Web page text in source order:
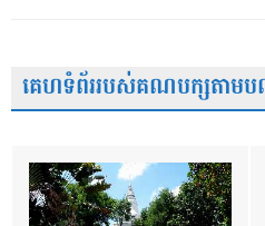
គេហទំព័ររបស់គណបក្សតាមបណ្